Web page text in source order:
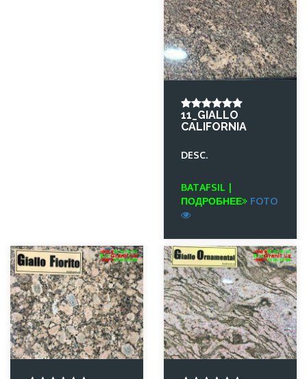
11_GIALLO
CALIFORNIA
DESC.
BATAFSIL |
ПОДРОБНЕЕ
FOTO